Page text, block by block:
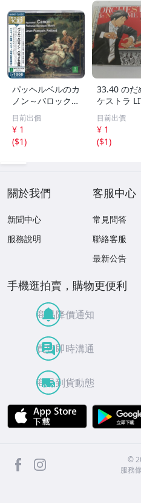
パッヘルベルのカ
ノン～バロック名
曲集 パッヘルベ
ル パイヤール E
RATO 30
目前出價
¥ 1
($1)
33.40 のだ
ケストラ
CD▽
目前出價
¥ 1
($1)
關於我們
新聞中心
服務說明
客服中心
常見問答
聯絡客服
最新公告
手機逛拍賣，購物更便利
商品降價通知
買賣即時溝通
商品到貨動態
APP Store
facebook ©
服務